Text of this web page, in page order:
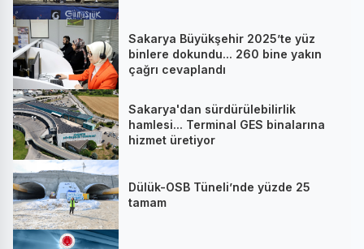
Sakarya Büyükşehir 2025’te yüz
binlere dokundu... 260 bine yakın
çağrı cevaplandı
Sakarya'dan sürdürülebilirlik
hamlesi... Terminal GES binalarına
hizmet üretiyor
Dülük-OSB Tüneli’nde yüzde 25
tamam